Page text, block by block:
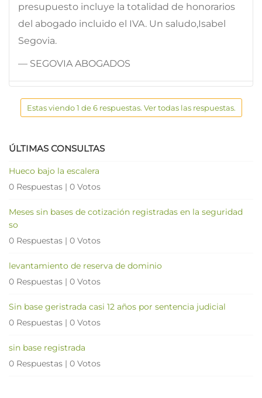
presupuesto incluye la totalidad de honorarios
del abogado incluido el IVA. Un saludo,Isabel
Segovia.
— SEGOVIA ABOGADOS
Estas viendo 1 de 6 respuestas. Ver todas las respuestas.
ÚLTIMAS CONSULTAS
Hueco bajo la escalera
0 Respuestas | 0 Votos
Meses sin bases de cotización registradas en la seguridad
so
0 Respuestas | 0 Votos
levantamiento de reserva de dominio
0 Respuestas | 0 Votos
Sin base geristrada casi 12 años por sentencia judicial
0 Respuestas | 0 Votos
sin base registrada
0 Respuestas | 0 Votos